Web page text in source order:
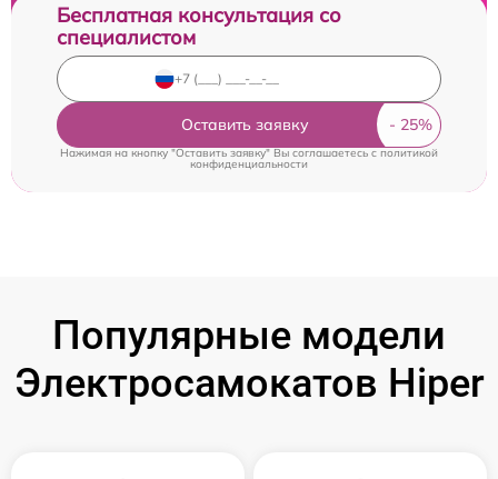
Бесплатная консультация со
специалистом
Оставить заявку
Нажимая на кнопку "Оставить заявку" Вы соглашаетесь cполитикой
конфиденциальности
Популярные модели
Электросамокатов Hiper